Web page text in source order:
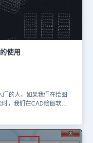
列或 [关联(AS)/基点(B)/
层(L)/旋转项目(ROT)/退
键，根据提示输入层数，
换三维视图即可显示出效
编辑器，可以在其中设
参数。如下图所示： 本
用CAD阵列命令来创建
逐一讲解。感兴趣的小伙
获取干货教程和安装包。
使用
的人，如果我们在绘图
，我们在CAD绘图软件
，只可以简单的设置，
圆周方向的数量、夹角，